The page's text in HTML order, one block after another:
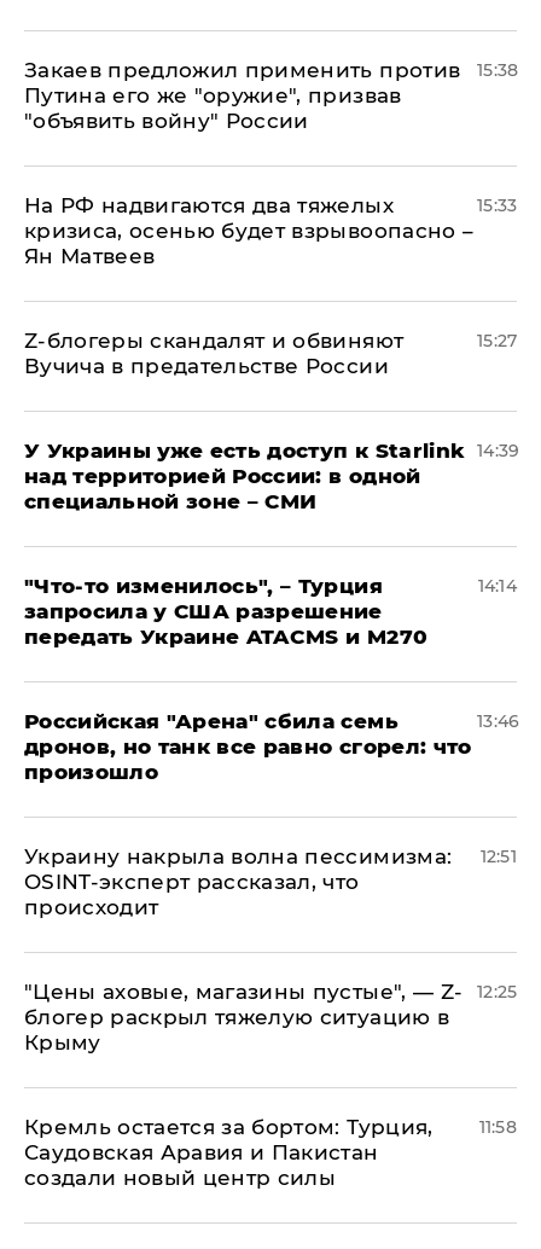
Закаев предложил применить против
Путина его же "оружие", призвав
"объявить войну" России
15:38
На РФ надвигаются два тяжелых
кризиса, осенью будет взрывоопасно –
Ян Матвеев
15:33
Z-блогеры скандалят и обвиняют
Вучича в предательстве России
15:27
У Украины уже есть доступ к Starlink
над территорией России: в одной
специальной зоне – СМИ
14:39
​"Что-то изменилось", – Турция
запросила у США разрешение
передать Украине ATACMS и M270
14:14
​Российская "Арена" сбила семь
дронов, но танк все равно сгорел: что
произошло
13:46
​Украину накрыла волна пессимизма:
OSINT-эксперт рассказал, что
происходит
12:51
​"Цены аховые, магазины пустые", — Z-
блогер раскрыл тяжелую ситуацию в
Крыму
12:25
​Кремль остается за бортом: Турция,
Саудовская Аравия и Пакистан
создали новый центр силы
11:58